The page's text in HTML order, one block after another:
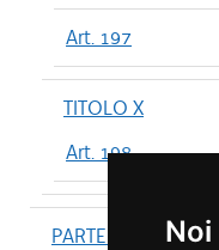
Art. 197
TITOLO X
Art. 198
PARTE IV